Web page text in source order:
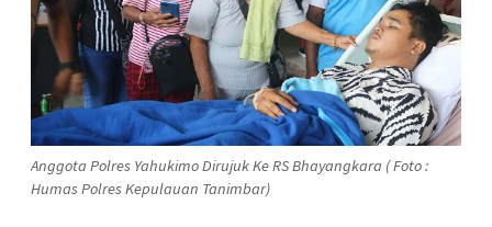
Anggota Polres Yahukimo Dirujuk Ke RS Bhayangkara ( Foto :
Humas Polres Kepulauan Tanimbar)